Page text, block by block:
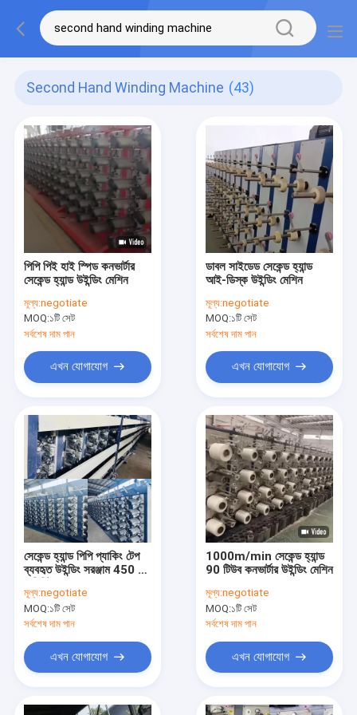
Second Hand Winding Machine (43)
পিপি পিই হাই স্পিড কনভার্টার
সেকেন্ড হ্যান্ড উইন্ডিং মেশিন
মূল্য:negotiate
MOQ:১টি সেট
সর্বশেষ দাম পান
এখন যোগাযোগ
ডাবল সাইডেড সেকেন্ড হ্যান্ড
আই-ডিস্ক উইন্ডিং মেশিন
মূল্য:negotiate
MOQ:১টি সেট
সর্বশেষ দাম পান
এখন যোগাযোগ
সেকেন্ড হ্যান্ড পিপি প্যাকিং টেপ
ব্যবহৃত উইন্ডিং সরঞ্জাম 450 মি
মূল্য:negotiate
MOQ:১টি সেট
সর্বশেষ দাম পান
এখন যোগাযোগ
1000m/min সেকেন্ড হ্যান্ড
90 টিউব কনভার্টার উইন্ডিং মেশিন
মূল্য:negotiate
MOQ:১টি সেট
সর্বশেষ দাম পান
এখন যোগাযোগ